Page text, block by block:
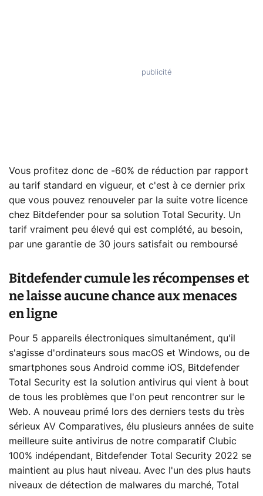
Vous profitez donc de -60% de réduction par rapport
au tarif standard en vigueur, et c'est à ce dernier prix
que vous pouvez renouveler par la suite votre licence
chez Bitdefender pour sa solution Total Security. Un
tarif vraiment peu élevé qui est complété, au besoin,
par une garantie de 30 jours satisfait ou remboursé
Bitdefender cumule les récompenses et
ne laisse aucune chance aux menaces
en ligne
Pour 5 appareils électroniques simultanément, qu'il
s'agisse d'ordinateurs sous macOS et Windows, ou de
smartphones sous Android comme iOS, Bitdefender
Total Security est la solution antivirus qui vient à bout
de tous les problèmes que l'on peut rencontrer sur le
Web. A nouveau primé lors des derniers tests du très
sérieux AV Comparatives, élu plusieurs années de suite
meilleure suite antivirus de notre comparatif Clubic
100% indépendant, Bitdefender Total Security 2022 se
maintient au plus haut niveau. Avec l'un des plus hauts
niveaux de détection de malwares du marché, Total